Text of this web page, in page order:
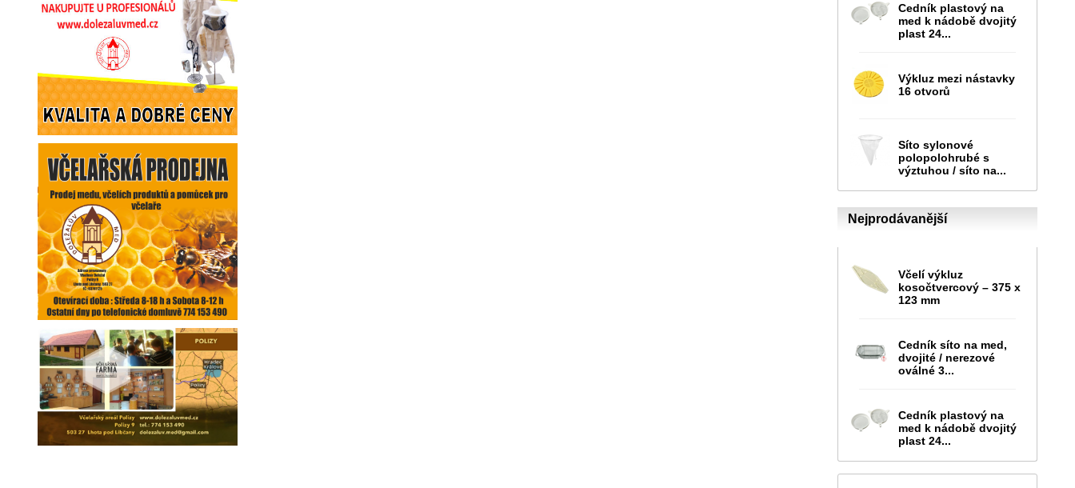
Cedník plastový na
med k nádobě dvojitý
plast 24...
Výkluz mezi nástavky
16 otvorů
Síto sylonové
polopolohrubé s
výztuhou / síto na...
Nejprodávanější
Včelí výkluz
kosočtvercový – 375 x
123 mm
Cedník síto na med,
dvojité / nerezové
oválné 3...
Cedník plastový na
med k nádobě dvojitý
plast 24...